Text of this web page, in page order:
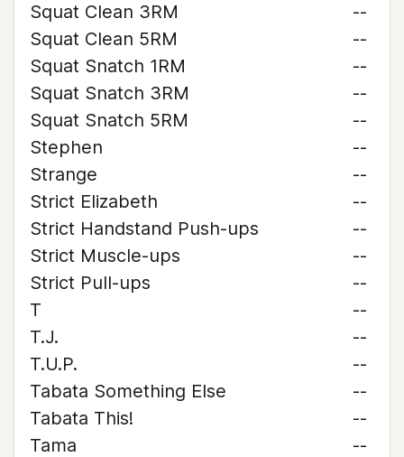
Squat Clean 3RM
--
Squat Clean 5RM
--
Squat Snatch 1RM
--
Squat Snatch 3RM
--
Squat Snatch 5RM
--
Stephen
--
Strange
--
Strict Elizabeth
--
Strict Handstand Push-ups
--
Strict Muscle-ups
--
Strict Pull-ups
--
T
--
T.J.
--
T.U.P.
--
Tabata Something Else
--
Tabata This!
--
Tama
--